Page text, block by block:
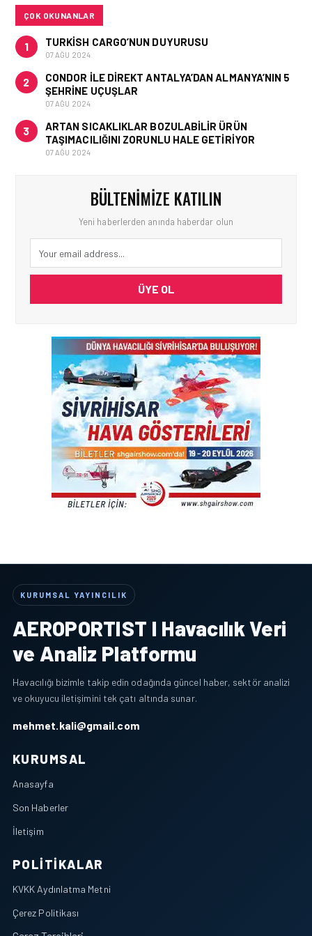
ÇOK OKUNANLAR
1 TURKISH CARGO’NUN DUYURUSU
07 AĞU 2024
2
CONDOR ILE DIREKT ANTALYA’DAN ALMANYA’NIN 5
ŞEHRINE UÇUŞLAR
07 AĞU 2024
3
ARTAN SICAKLIKLAR BOZULABILIR ÜRÜN
TAŞIMACILIĞINI ZORUNLU HALE GETIRIYOR
07 AĞU 2024
BÜLTENIMIZE KATILIN
Yeni haberlerden anında haberdar olun
ÜYE OL
KURUMSAL YAYINCILIK
AEROPORTIST I Havacılık Veri
ve Analiz Platformu
Havacılığı bizimle takip edin odağında güncel haber, sektör analizi
ve okuyucu iletişimini tek çatı altında sunar.
mehmet.kali@gmail.com
KURUMSAL
Anasayfa
Son Haberler
İletişim
POLITIKALAR
KVKK Aydınlatma Metni
Çerez Politikası